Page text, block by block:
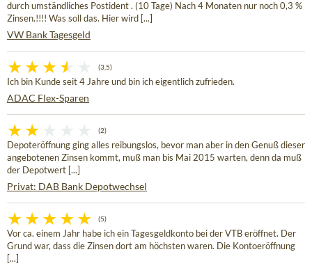
durch umständliches Postident . (10 Tage) Nach 4 Monaten nur noch 0,3 %
Zinsen.!!!! Was soll das. Hier wird [...]
VW Bank Tagesgeld
(3,5)
Ich bin Kunde seit 4 Jahre und bin ich eigentlich zufrieden.
ADAC Flex-Sparen
(2)
Depoteröffnung ging alles reibungslos, bevor man aber in den Genuß dieser
angebotenen Zinsen kommt, muß man bis Mai 2015 warten, denn da muß
der Depotwert [...]
Privat: DAB Bank Depotwechsel
(5)
Vor ca. einem Jahr habe ich ein Tagesgeldkonto bei der VTB eröffnet. Der
Grund war, dass die Zinsen dort am höchsten waren. Die Kontoeröffnung
[...]